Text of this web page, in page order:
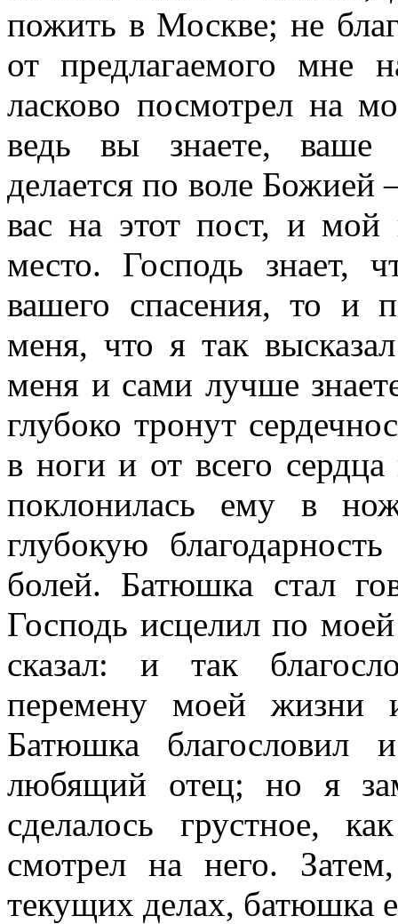
пожить в Москве; не
от предлагаемого мне
ласково посмотрел на
ведь вы знаете, ваше
делается по воле Божией
вас на этот пост, и мой
место. Господь знает,
вашего спасения, то и
меня, что я так
меня и сами лучше
глубоко тронут
в ноги и от всего
поклонилась ему в
глубокую
болей. Батюшка стал
Господь исцелил по
сказал: и так
перемену моей
Батюшка благословил
любящий отец; но я
сделалось грустное,
смотрел на него.
текущих делах, батюшка